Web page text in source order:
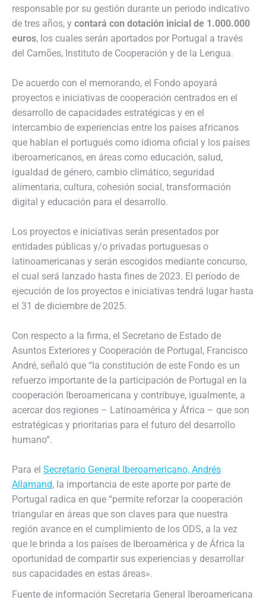
responsable por su gestión durante un periodo indicativo
de tres años, y contará con dotación inicial de 1.000.000
euros, los cuales serán aportados por Portugal a través
del Camões, Instituto de Cooperación y de la Lengua.
De acuerdo con el memorando, el Fondo apoyará
proyectos e iniciativas de cooperación centrados en el
desarrollo de capacidades estratégicas y en el
intercambio de experiencias entre los países africanos
que hablan el portugués como idioma oficial y los países
iberoamericanos, en áreas como educación, salud,
igualdad de género, cambio climático, seguridad
alimentaria, cultura, cohesión social, transformación
digital y educación para el desarrollo.
Los proyectos e iniciativas serán presentados por
entidades públicas y/o privadas portuguesas o
latinoamericanas y serán escogidos mediante concurso,
el cual será lanzado hasta fines de 2023. El período de
ejecución de los proyectos e iniciativas tendrá lugar hasta
el 31 de diciembre de 2025.
Con respecto a la firma, el Secretario de Estado de
Asuntos Exteriores y Cooperación de Portugal, Francisco
André, señaló que “la constitución de este Fondo es un
refuerzo importante de la participación de Portugal en la
cooperación Iberoamericana y contribuye, igualmente, a
acercar dos regiones – Latinoamérica y África – que son
estratégicas y prioritarias para el futuro del desarrollo
humano“.
Para el Secretario General Iberoamericano, Andrés
Allamand, la importancia de este aporte por parte de
Portugal radica en que “permite reforzar la cooperación
triangular en áreas que son claves para que nuestra
región avance en el cumplimiento de los ODS, a la vez
que le brinda a los países de Iberoamérica y de África la
oportunidad de compartir sus experiencias y desarrollar
sus capacidades en estas áreas».
Fuente de información Secretaria General Iberoamericana